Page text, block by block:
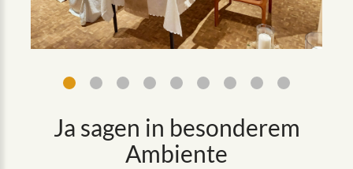
Ja sagen in besonderem
Ambiente